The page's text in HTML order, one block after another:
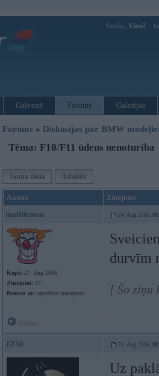
Sveiks, Viesi!
Galvenā Forums Galerijas
Forums » Diskusijas par BMW
Tēma: F10/F11 ūdens nenoturība
Jauna tēma Atbildēt
Autors Ziņojums
maildemon 24. Aug 2016,
Kopš: 27. Aug 2006
Ziņojumi: 37
Braucu ar: operatīvo transportu
durvīm
[ Šo ziņu
JZ30 24. Aug 2016,
Uz